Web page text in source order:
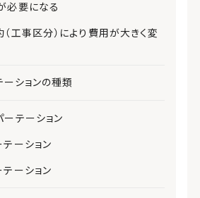
必要になる
（工事区分）により費用が大きく変
ションの種類
ーテーション
ーション
ーション